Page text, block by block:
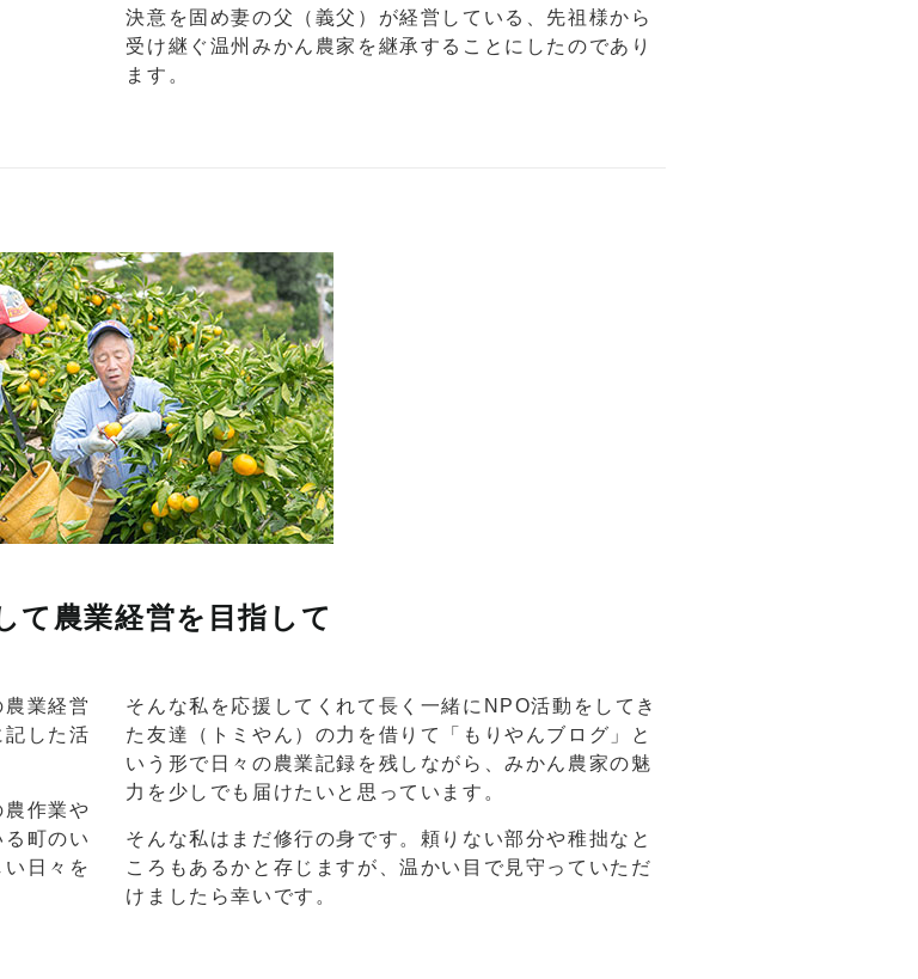
決意を固め妻の父（義父）が経営している、先祖様から
受け継ぐ温州みかん農家を継承することにしたのであり
ます。
て農業経営を目指して
業経営
した活
作業や
町のい
日々を
そんな私を応援してくれて長く一緒にNPO活動をしてき
た友達（トミやん）の力を借りて「もりやんブログ」と
いう形で日々の農業記録を残しながら、みかん農家の魅
力を少しでも届けたいと思っています。
そんな私はまだ修行の身です。頼りない部分や稚拙なと
ころもあるかと存じますが、温かい目で見守っていただ
けましたら幸いです。